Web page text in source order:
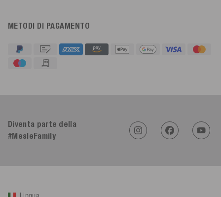
METODI DI PAGAMENTO
Diventa parte della
#MesleFamily
Sehr gut 👍 Sehr zufrieden
Utile Köln, DE, 5/8/2026